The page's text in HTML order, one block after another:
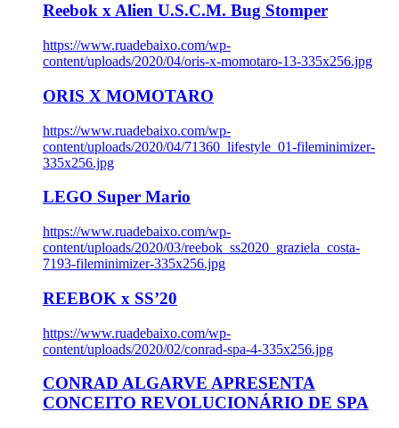
Reebok x Alien U.S.C.M. Bug Stomper
https://www.ruadebaixo.com/wp-
content/uploads/2020/04/oris-x-momotaro-13-335x256.jpg
ORIS X MOMOTARO
https://www.ruadebaixo.com/wp-
content/uploads/2020/04/71360_lifestyle_01-fileminimizer-
335x256.jpg
LEGO Super Mario
https://www.ruadebaixo.com/wp-
content/uploads/2020/03/reebok_ss2020_graziela_costa-
7193-fileminimizer-335x256.jpg
REEBOK x SS’20
https://www.ruadebaixo.com/wp-
content/uploads/2020/02/conrad-spa-4-335x256.jpg
CONRAD ALGARVE APRESENTA
CONCEITO REVOLUCIONÁRIO DE SPA